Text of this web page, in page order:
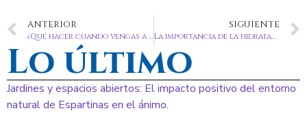
ANTERIOR
¿Qué hacer cuando vengas a visitar a tu familiar a Espartinas geriátrico?
SIGUIENTE
La importancia de la hidratación durante el verano en personas mayores
Lo último
Jardines y espacios abiertos: El impacto positivo del entorno
natural de Espartinas en el ánimo.